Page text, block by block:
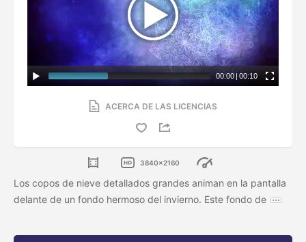
00:00 | 00:10
ACERCA DE LAS LICENCIAS
3840x2160
Los copos de nieve detallados grandes animan en la pantalla
delante de un fondo hermoso del invierno. Este fondo de